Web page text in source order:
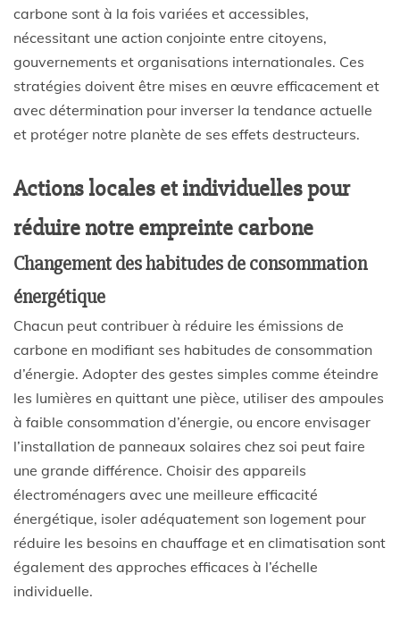
carbone sont à la fois variées et accessibles,
nécessitant une action conjointe entre citoyens,
gouvernements et organisations internationales. Ces
stratégies doivent être mises en œuvre efficacement et
avec détermination pour inverser la tendance actuelle
et protéger notre planète de ses effets destructeurs.
Actions locales et individuelles pour
réduire notre empreinte carbone
Changement des habitudes de consommation
énergétique
Chacun peut contribuer à réduire les émissions de
carbone en modifiant ses habitudes de consommation
d’énergie. Adopter des gestes simples comme éteindre
les lumières en quittant une pièce, utiliser des ampoules
à faible consommation d’énergie, ou encore envisager
l’installation de panneaux solaires chez soi peut faire
une grande différence. Choisir des appareils
électroménagers avec une meilleure efficacité
énergétique, isoler adéquatement son logement pour
réduire les besoins en chauffage et en climatisation sont
également des approches efficaces à l’échelle
individuelle.